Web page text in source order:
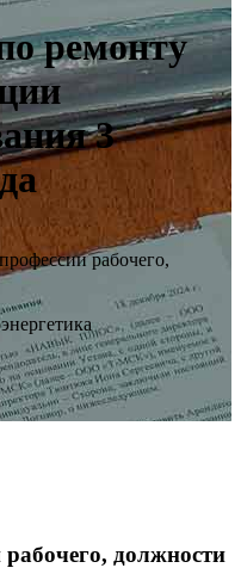
ремонту
3
рабочего,
рабочего, должности